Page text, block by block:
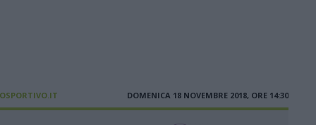
DOMENICA 18 NOVEMBRE 2018, ORE 14:30